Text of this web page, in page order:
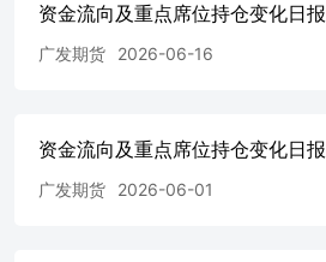
资金流向及重点席位持仓变化日报
广发期货 2026-06-16
资金流向及重点席位持仓变化日报
广发期货 2026-06-01